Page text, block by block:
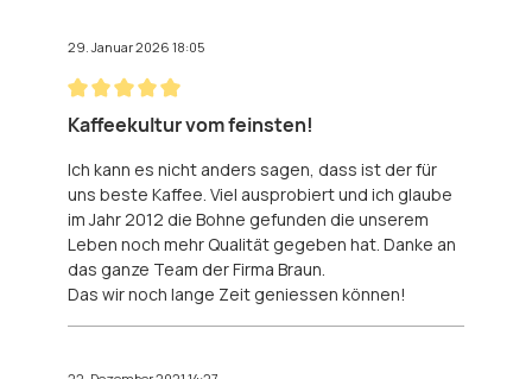
29. Januar 2026 18:05
Bewertung mit 5 von 5 Sternen
Kaffeekultur vom feinsten!
Ich kann es nicht anders sagen, dass ist der für
uns beste Kaffee. Viel ausprobiert und ich glaube
im Jahr 2012 die Bohne gefunden die unserem
Leben noch mehr Qualität gegeben hat. Danke an
das ganze Team der Firma Braun.
Das wir noch lange Zeit geniessen können!